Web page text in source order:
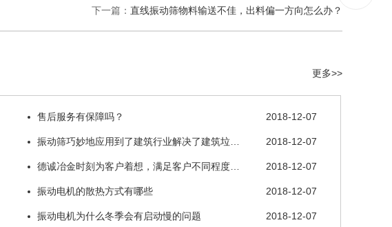
下一篇： 直线振动筛物料输送不佳，出料偏一方向怎么办？
更多>>
2018-12-07
售后服务有保障吗？
2018-12-07
振动筛巧妙地应用到了建筑行业解决了建筑垃…
2018-12-07
德诚冶金时刻为客户着想，满足客户不同程度…
2018-12-07
振动电机的散热方式有哪些
2018-12-07
振动电机为什么冬季会有启动慢的问题